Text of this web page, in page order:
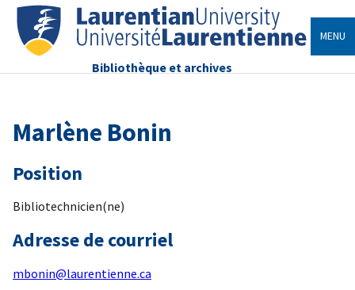
Bibliothèque et archives
MENU
Marlène Bonin
Position
Bibliotechnicien(ne)
Adresse de courriel
mbonin@laurentienne.ca